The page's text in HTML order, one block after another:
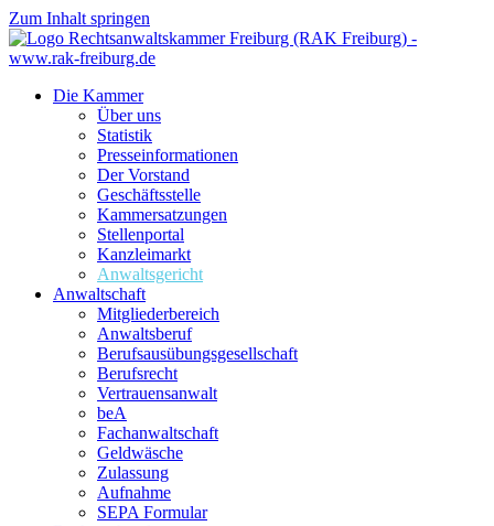
Zum Inhalt springen
Die Kammer
Über uns
Statistik
Presseinformationen
Der Vorstand
Geschäftsstelle
Kammersatzungen
Stellenportal
Kanzleimarkt
Anwaltsgericht
Anwaltschaft
Mitgliederbereich
Anwaltsberuf
Berufsausübungs­gesellschaft
Berufsrecht
Vertrauensanwalt
beA
Fachanwaltschaft
Geldwäsche
Zulassung
Aufnahme
SEPA Formular